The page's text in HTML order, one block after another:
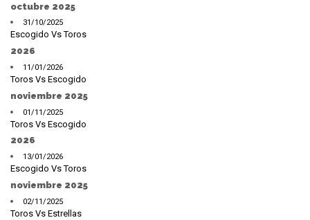
octubre 2025
31/10/2025
Escogido Vs Toros
2026
11/01/2026
Toros Vs Escogido
noviembre 2025
01/11/2025
Toros Vs Escogido
2026
13/01/2026
Escogido Vs Toros
noviembre 2025
02/11/2025
Toros Vs Estrellas